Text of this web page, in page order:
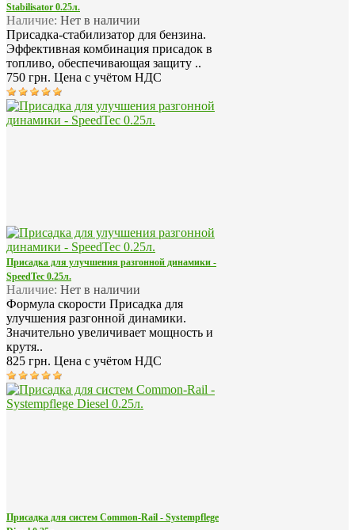
Stabilisator 0.25л.
Наличие: Нет в наличии
Присадка-стабилизатор для бензина.
Эффективная комбинация присадок в
топливо, обеспечивающая защиту ..
750 грн. Цена с учётом НДС
Присадка для улучшения разгонной динамики -
SpeedTec 0.25л.
Наличие: Нет в наличии
Формула скорости Присадка для
улучшения разгонной динамики.
Значительно увеличивает мощность и
крутя..
825 грн. Цена с учётом НДС
Присадка для систем Common-Rail - Systempflege